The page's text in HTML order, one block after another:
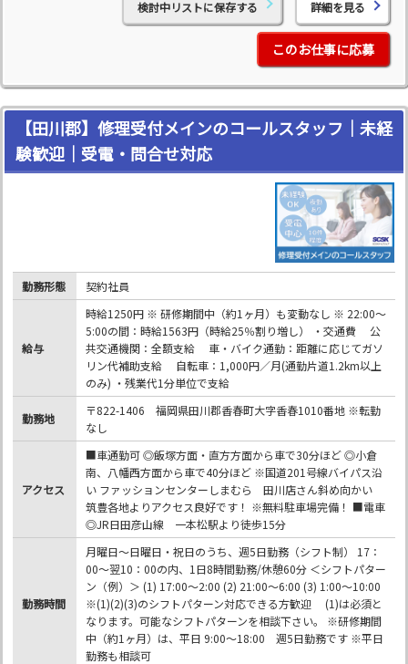
検討中リストに保存する 詳細を見る
このお仕事に応募
【田川郡】修理受付メインのコールスタッフ｜未経
験歓迎｜受電・問合せ対応
勤務形態 契約社員
給与
時給1250円 ※ 研修期間中（約1ヶ月）も変動なし ※ 22:00～
5:00の間：時給1563円（時給25％割り増し） ・交通費 公
共交通機関：全額支給 車・バイク通勤：距離に応じてガソ
リン代補助支給 自転車：1,000円／月(通勤片道1.2km以上
のみ) ・残業代1分単位で支給
勤務地
〒822-1406 福岡県田川郡香春町大字香春1010番地 ※転勤
なし
アクセス
■車通勤可 ◎飯塚方面・直方方面から車で30分ほど ◎小倉
南、八幡西方面から車で40分ほど ※国道201号線バイパス沿
い ファッションセンターしまむら 田川店さん斜め向かい
筑豊各地よりアクセス良好です！ ※無料駐車場完備！ ■電車
◎JR日田彦山線 一本松駅より徒歩15分
勤務時間
月曜日～日曜日・祝日のうち、週5日勤務（シフト制） 17：
00～翌10：00の内、1日8時間勤務/休憩60分 ＜シフトパター
ン（例）＞ (1) 17:00～2:00 (2) 21:00～6:00 (3) 1:00～10:00
※(1)(2)(3)のシフトパターン対応できる方歓迎 (1)は必須と
なります。可能なシフトパターンを相談下さい。 ※研修期間
中（約1ヶ月）は、平日 9:00～18:00 週5日勤務です ※平日
勤務も相談可